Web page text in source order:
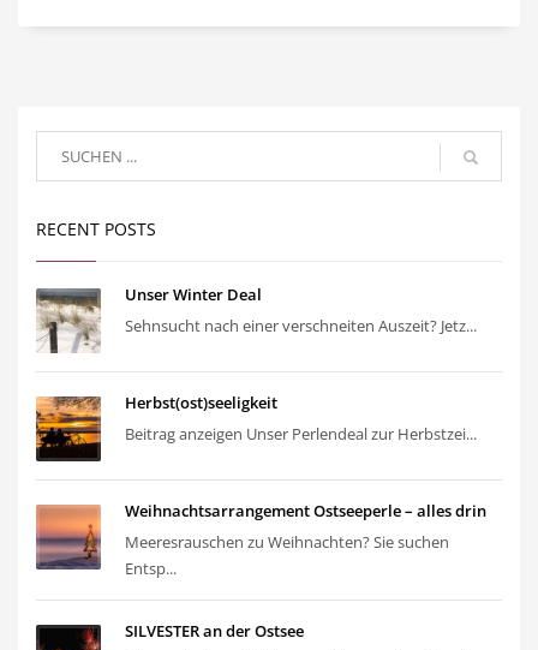
RECENT POSTS
Unser Winter Deal
Sehnsucht nach einer verschneiten Auszeit? Jetz...
Herbst(ost)seeligkeit
Beitrag anzeigen Unser Perlendeal zur Herbstzei...
Weihnachtsarrangement Ostseeperle – alles drin
Meeresrauschen zu Weihnachten? Sie suchen
Entsp...
SILVESTER an der Ostsee